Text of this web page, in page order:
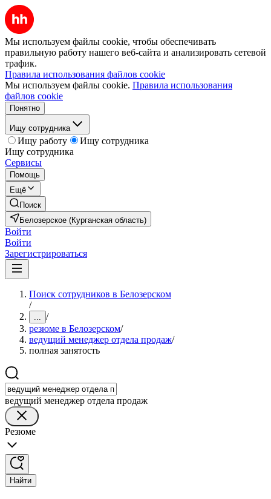
Мы используем файлы cookie, чтобы обеспечивать
правильную работу нашего веб-сайта и анализировать сетевой
трафик.
Правила использования файлов cookie
Мы используем файлы cookie. Правила использования
файлов cookie
Понятно
Ищу сотрудника
Ищу работу
Ищу сотрудника
Ищу сотрудника
Сервисы
Помощь
Ещё
Поиск
Белозерское (Курганская область)
Войти
Войти
Зарегистрироваться
Поиск сотрудников в Белозерском
/
... /
резюме в Белозерском/
ведущий менеджер отдела продаж/
полная занятость
ведущий менеджер отдела продаж
Резюме
Найти